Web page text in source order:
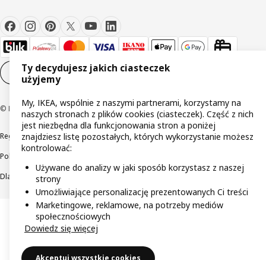
Ustawienia plików cookie PL
© Inter IKEA Systems B.V 1999-2026
RegulaminyPolityka prywatnościWycofane produkty
Polityka odpowiedzialnego ujawniania informacji
Dla akcjonariuszy IKEA Distribution
Ty decydujesz jakich ciasteczek
użyjemy
My, IKEA, wspólnie z naszymi partnerami, korzystamy na
naszych stronach z plików cookies (ciasteczek). Część z nich
jest niezbędna dla funkcjonowania stron a poniżej
znajdziesz listę pozostałych, których wykorzystanie możesz
kontrolować:
Używane do analizy w jaki sposób korzystasz z naszej
strony
Umożliwiające personalizację prezentowanych Ci treści
Marketingowe, reklamowe, na potrzeby mediów
społecznościowych
Dowiedz się więcej
Akceptuj wszystkie cookies